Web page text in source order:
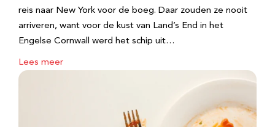
reis naar New York voor de boeg. Daar zouden ze nooit
arriveren, want voor de kust van Land’s End in het
Engelse Cornwall werd het schip uit…
Lees meer